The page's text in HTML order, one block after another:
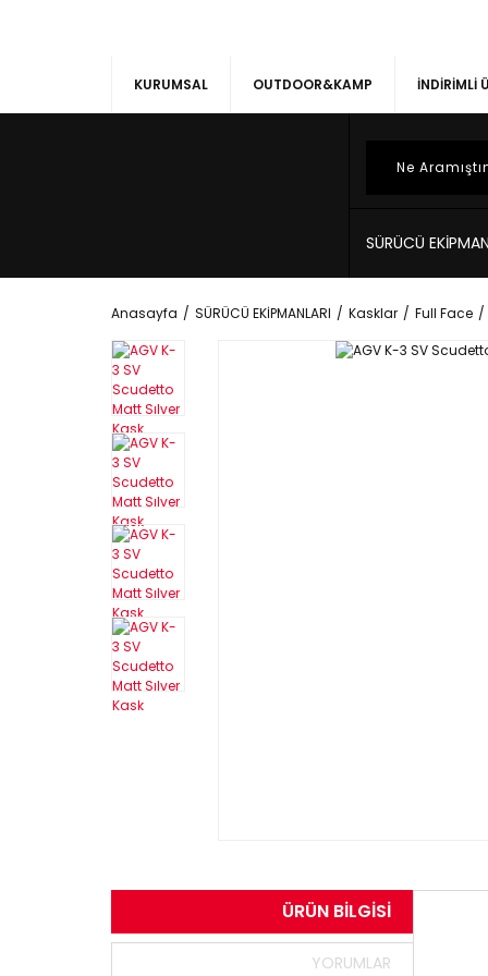
KURUMSAL OUTDOOR&KAMP İNDİRİMLİ
SÜRÜCÜ
Anasayfa SÜRÜCÜ EKİPMANLARI Kasklar Full Face
ÜRÜN BILGISI
YORUMLAR